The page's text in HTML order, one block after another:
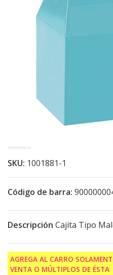
SKU: 1001881-1
Código de barra:
Descripción Cajita Tipo
AGREGA AL CARRO
VENTA O MÚLTIPLOS DE ÉSTA